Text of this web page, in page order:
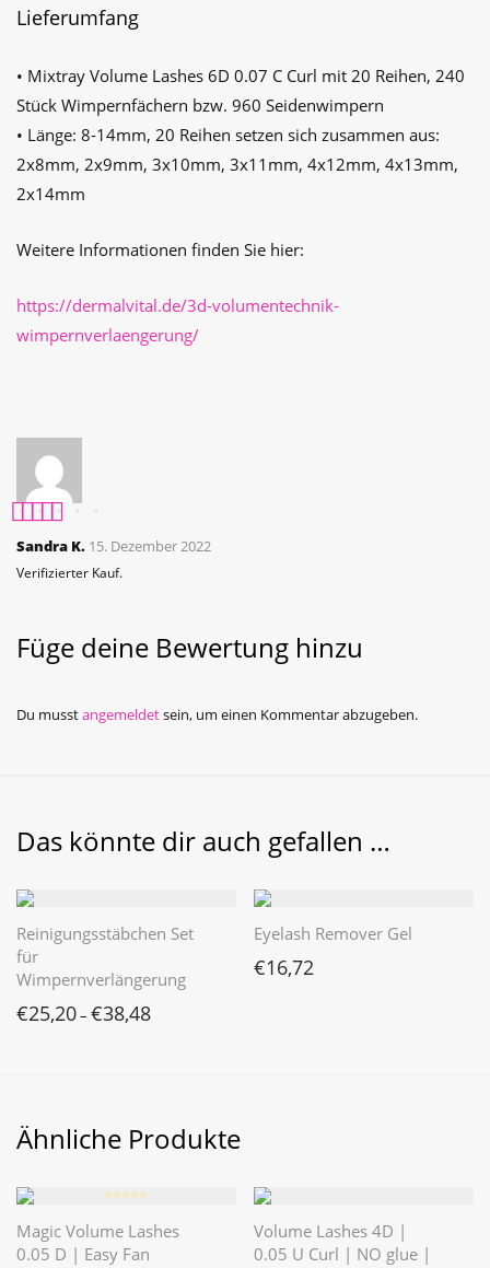
Lieferumfang
• Mixtray Volume Lashes 6D 0.07 C Curl mit 20 Reihen, 240
Stück Wimpernfächern bzw. 960 Seidenwimpern
• Länge: 8-14mm, 20 Reihen setzen sich zusammen aus:
2x8mm, 2x9mm, 3x10mm, 3x11mm, 4x12mm, 4x13mm,
2x14mm
Weitere Informationen finden Sie hier:
https://dermalvital.de/3d-volumentechnik-
wimpernverlaengerung/
Bewertet mit5
von 5
Sandra K. 15. Dezember 2022
Verifizierter Kauf.
Füge deine Bewertung hinzu
Du musstangemeldetsein, um einen Kommentar abzugeben.
Das könnte dir auch gefallen …
Reinigungsstäbchen Set
für
Wimpernverlängerung
€25,20– €38,48
Eyelash Remover Gel
€16,72
Ähnliche Produkte
⭐️⭐️⭐️⭐️⭐️
Magic Volume Lashes
0.05 D | Easy Fan
Volume Lashes 4D |
0.05 U Curl | NO glue |